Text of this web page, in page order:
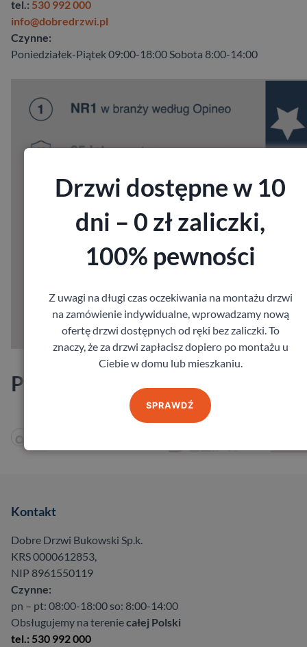
tel.: 530 992 000
info@dobredrzwi.pl
Czynne:
Poniedziałek-Piątek 09:00-18:00 Sobota 8:00-14:00
Producenci
Kontakt
Dobre Drzwi Bukowski Sp.k.
KRS 0000612853,
NIP 8961550119
Czynne:
pn – pt: 08:00-18:00 so: 8:00-14:00
Obsługujemy na tereniecałej Polski
tel.: 530 992 000
Drzwi dostępne w 10
dni – 0 zł zaliczki,
100% pewności
Z uwagi na długi czas oczekiwania na montażu drzwi
na zamówienie indywidualne, wprowadzamy nową
ofertę drzwi dostępnych od ręki bez zaliczki. To
znaczy, że za drzwi zapłacisz dopiero po montażu u
Ciebie w domu lub mieszkaniu.
SPRAWDŹ